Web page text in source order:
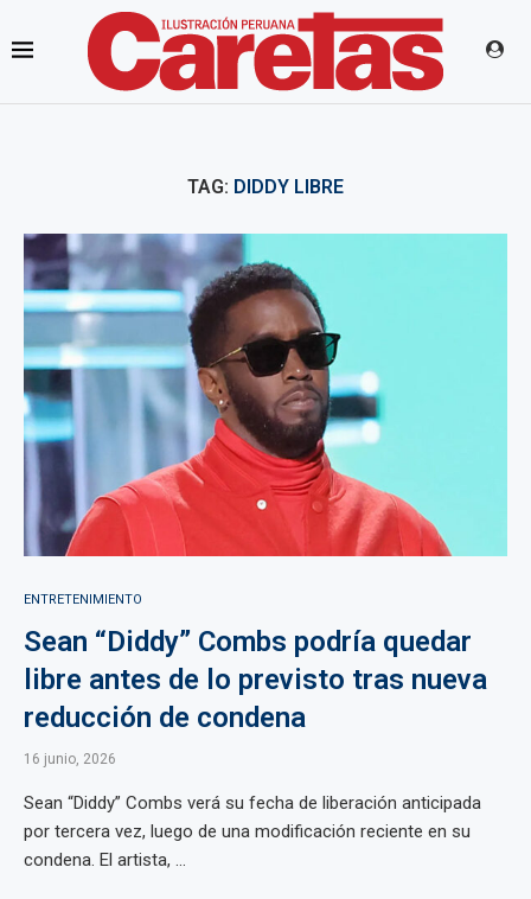
TAG: DIDDY LIBRE
ENTRETENIMIENTO
Sean “Diddy” Combs podría quedar
libre antes de lo previsto tras nueva
reducción de condena
16 junio, 2026
Sean “Diddy” Combs verá su fecha de liberación anticipada
por tercera vez, luego de una modificación reciente en su
condena. El artista, ...